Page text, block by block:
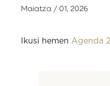
Maiatza / 01, 2026
Ikusi hemen Agenda